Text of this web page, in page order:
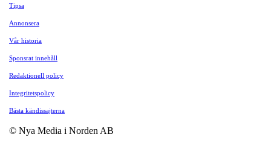
Tipsa
Annonsera
Vår historia
Sponsrat innehåll
Redaktionell policy
Integritetspolicy
Bästa kändissajterna
© Nya Media i Norden AB